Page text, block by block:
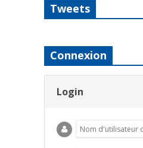
Tweets
Connexion
Login